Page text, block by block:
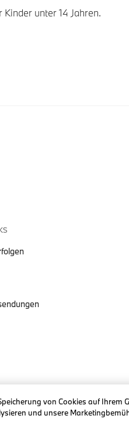
unter 14 Jahren.
von Cookies auf Ihrem
und unsere